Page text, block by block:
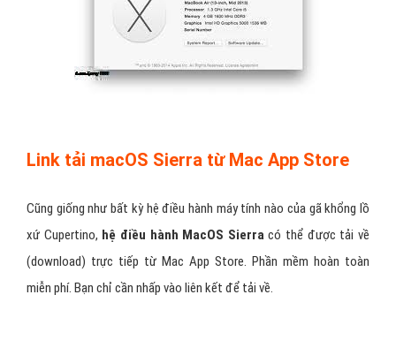
Link tải macOS Sierra từ Mac App Store
Cũng giống như bất kỳ hệ điều hành máy tính nào của gã khổng lồ
xứ Cupertino, hệ điều hành MacOS Sierracó thể được tải về
(download) trực tiếp từ Mac App Store. Phần mềm hoàn toàn
miễn phí. Bạn chỉ cần nhấp vào liên kết để tải về.